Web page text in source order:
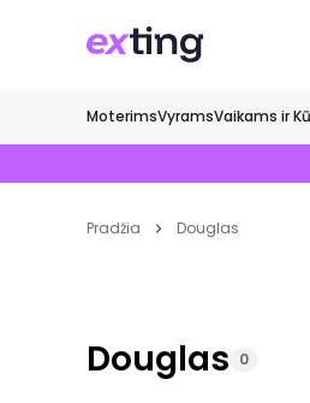
MoterimsVyramsVaikams ir
Pradžia Douglas
Douglas 0